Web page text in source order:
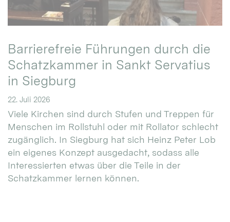
Barrierefreie Führungen durch die
Schatzkammer in Sankt Servatius
in Siegburg
22. Juli 2026
Viele Kirchen sind durch Stufen und Treppen für
Menschen im Rollstuhl oder mit Rollator schlecht
zugänglich. In Siegburg hat sich Heinz Peter Lob
ein eigenes Konzept ausgedacht, sodass alle
Interessierten etwas über die Teile in der
Schatzkammer lernen können.